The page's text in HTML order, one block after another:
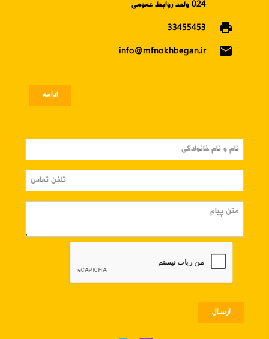
024 واحد روابط عمومی
print
33455453
email
info@mfnokhbegan.ir
ادامه
ارسـال